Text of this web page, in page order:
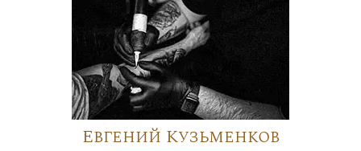
Евгений Кузьменков